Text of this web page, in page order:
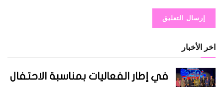
اخر الأخبار
في إطار الفعاليات بمناسبة الاحتفال